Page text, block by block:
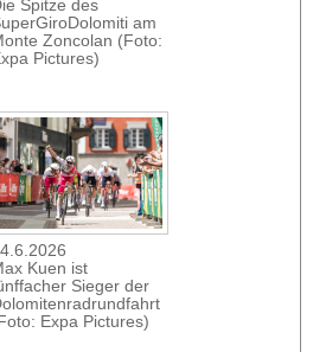
Spitze des
am
Zoncolan (Foto:
Pictures)
Kuen ist
Sieger der
Expa Pictures)